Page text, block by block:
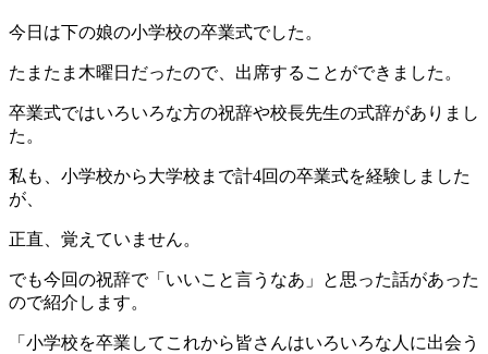
今日は下の娘の小学校の卒業式でした。
たまたま木曜日だったので、出席することができました。
卒業式ではいろいろな方の祝辞や校長先生の式辞がありまし
た。
私も、小学校から大学校まで計4回の卒業式を経験しました
が、
正直、覚えていません。
でも今回の祝辞で「いいこと言うなあ」と思った話があった
ので紹介します。
「小学校を卒業してこれから皆さんはいろいろな人に出会う